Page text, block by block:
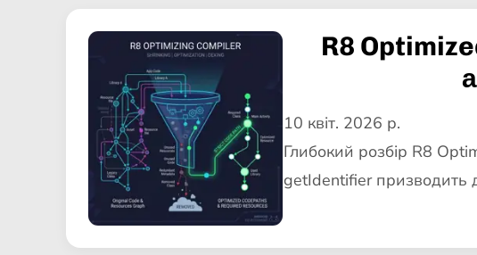
R8
10 квіт. 2026 р.
Глибокий розбір R8
getIdentifier призводить